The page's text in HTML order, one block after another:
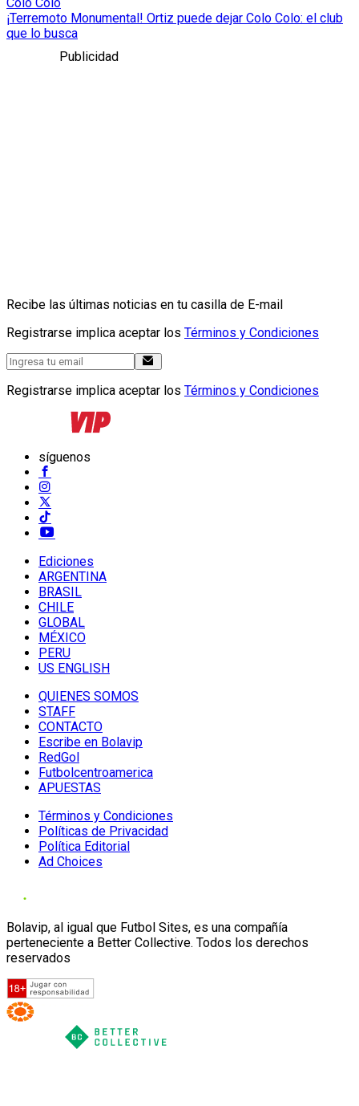
¡Terremoto Monumental! Ortiz puede dejar Colo Colo: el club
que lo busca
Publicidad
Recibe las últimas noticias en tu casilla de E-mail
Registrarse implica aceptar los Términos y Condiciones
Registrarse implica aceptar los Términos y Condiciones
síguenos
Ediciones
ARGENTINA
BRASIL
CHILE
GLOBAL
MÉXICO
PERU
US ENGLISH
QUIENES SOMOS
STAFF
CONTACTO
Escribe en Bolavip
RedGol
Futbolcentroamerica
APUESTAS
Términos y Condiciones
Políticas de Privacidad
Política Editorial
Ad Choices
Bolavip, al igual que Futbol Sites, es una compañía
perteneciente a Better Collective. Todos los derechos
reservados